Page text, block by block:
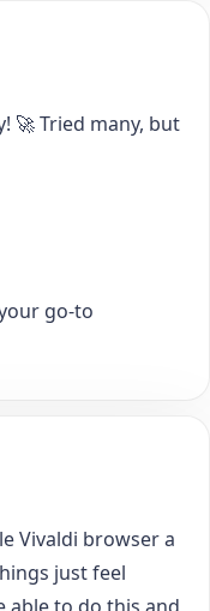
🚀 Tried many, but
go-to
Vivaldi browser a
just feel